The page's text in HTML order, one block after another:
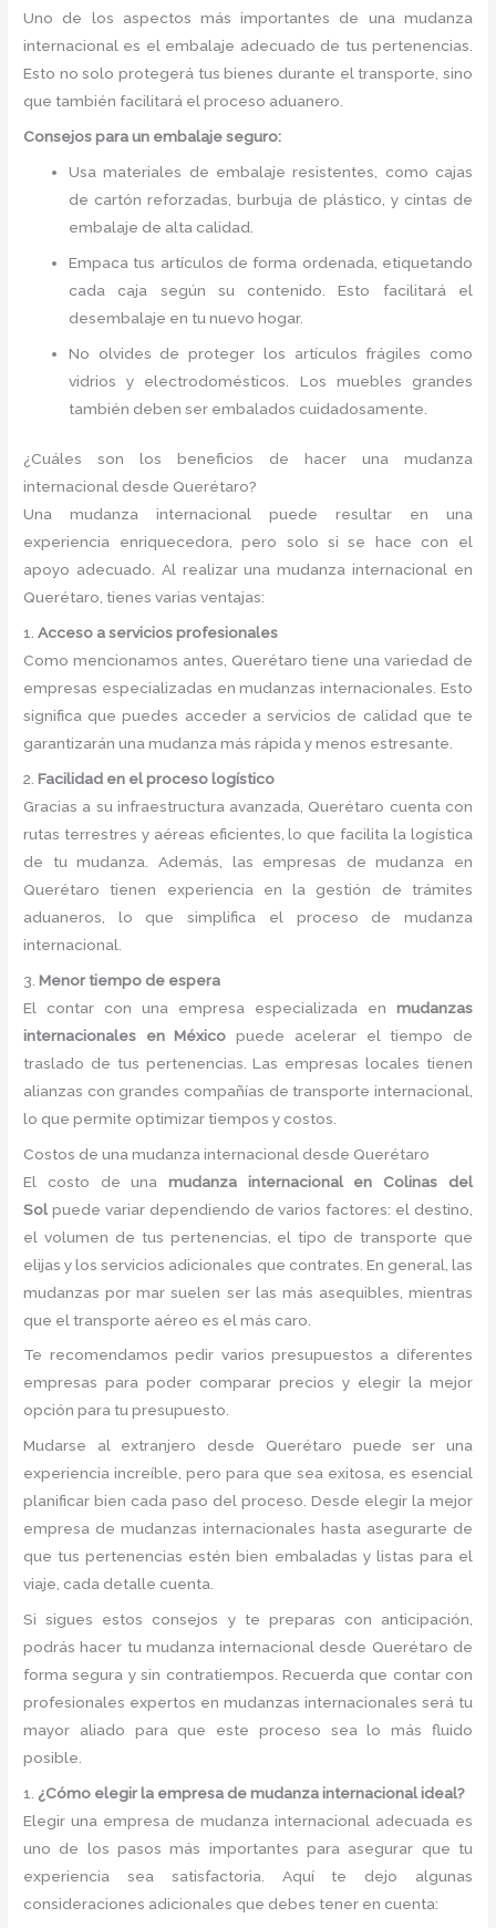
Uno de los aspectos más importantes de una mudanza
internacional es el embalaje adecuado de tus pertenencias.
Esto no solo protegerá tus bienes durante el transporte, sino
que también facilitará el proceso aduanero.
Consejos para un embalaje seguro:
Usa materiales de embalaje resistentes, como cajas
de cartón reforzadas, burbuja de plástico, y cintas de
embalaje de alta calidad.
Empaca tus artículos de forma ordenada, etiquetando
cada caja según su contenido. Esto facilitará el
desembalaje en tu nuevo hogar.
No olvides de proteger los artículos frágiles como
vidrios y electrodomésticos. Los muebles grandes
también deben ser embalados cuidadosamente.
¿Cuáles son los beneficios de hacer una mudanza
internacional desde Querétaro?
Una mudanza internacional puede resultar en una
experiencia enriquecedora, pero solo si se hace con el
apoyo adecuado. Al realizar una mudanza internacional en
Querétaro, tienes varias ventajas:
1.Acceso a servicios profesionales
Como mencionamos antes, Querétaro tiene una variedad de
empresas especializadas en mudanzas internacionales. Esto
significa que puedes acceder a servicios de calidad que te
garantizarán una mudanza más rápida y menos estresante.
2.Facilidad en el proceso logístico
Gracias a su infraestructura avanzada, Querétaro cuenta con
rutas terrestres y aéreas eficientes, lo que facilita la logística
de tu mudanza. Además, las empresas de mudanza en
Querétaro tienen experiencia en la gestión de trámites
aduaneros, lo que simplifica el proceso de mudanza
internacional.
3.Menor tiempo de espera
El contar con una empresa especializada en mudanzas
internacionales en México puede acelerar el tiempo de
traslado de tus pertenencias. Las empresas locales tienen
alianzas con grandes compañías de transporte internacional,
lo que permite optimizar tiempos y costos.
Costos de una mudanza internacional desde Querétaro
El costo de una mudanza internacional en Colinas del
Sol puede variar dependiendo de varios factores: el destino,
el volumen de tus pertenencias, el tipo de transporte que
elijas y los servicios adicionales que contrates. En general, las
mudanzas por mar suelen ser las más asequibles, mientras
que el transporte aéreo es el más caro.
Te recomendamos pedir varios presupuestos a diferentes
empresas para poder comparar precios y elegir la mejor
opción para tu presupuesto.
Mudarse al extranjero desde Querétaro puede ser una
experiencia increíble, pero para que sea exitosa, es esencial
planificar bien cada paso del proceso. Desde elegir la mejor
empresa de mudanzas internacionales hasta asegurarte de
que tus pertenencias estén bien embaladas y listas para el
viaje, cada detalle cuenta.
Si sigues estos consejos y te preparas con anticipación,
podrás hacer tu mudanza internacional desde Querétaro de
forma segura y sin contratiempos. Recuerda que contar con
profesionales expertos en mudanzas internacionales será tu
mayor aliado para que este proceso sea lo más fluido
posible.
1. ¿Cómo elegir la empresa de mudanza internacional ideal?
Elegir una empresa de mudanza internacional adecuada es
uno de los pasos más importantes para asegurar que tu
experiencia sea satisfactoria. Aquí te dejo algunas
consideraciones adicionales que debes tener en cuenta: